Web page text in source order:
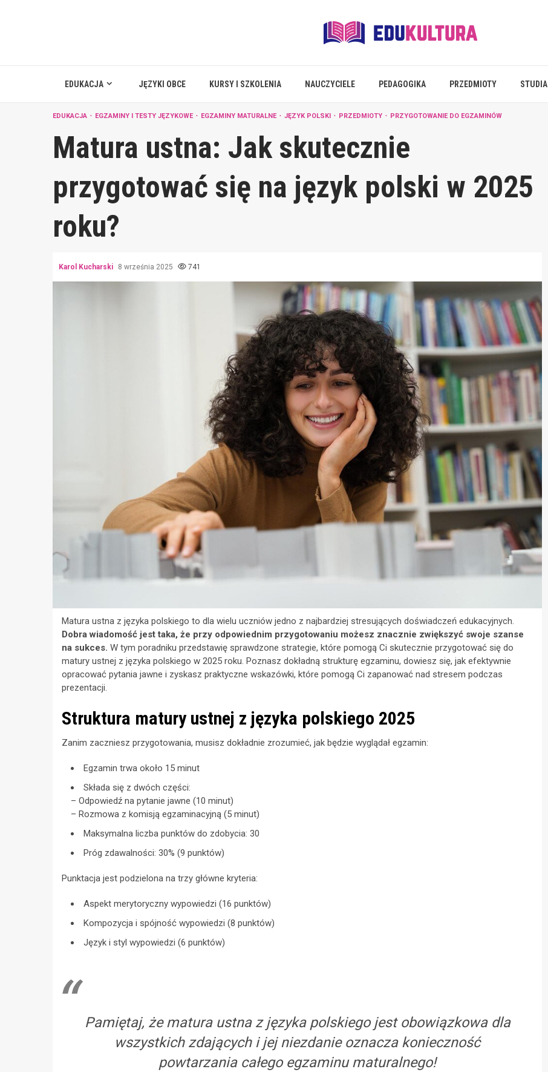
EDUKACJA JĘZYKI OBCE KURSY I SZKOLENIA NAUCZYCIELE PEDAGOGIKA PRZEDMIOTY STUDIA
EDUKACJA EGZAMINY I TESTY JĘZYKOWE EGZAMINY MATURALNE JĘZYK POLSKI PRZEDMIOTY PRZYGOTOWANIE DO EGZAMINÓW
Matura ustna: Jak skutecznie
przygotować się na język polski w 2025
roku?
Karol Kucharski 8 września 2025 741
Matura ustna z języka polskiego to dla wielu uczniów jedno z najbardziej stresujących doświadczeń edukacyjnych.
Dobra wiadomość jest taka, że przy odpowiednim przygotowaniu możesz znacznie zwiększyć swoje szanse
na sukces. W tym poradniku przedstawię sprawdzone strategie, które pomogą Ci skutecznie przygotować się do
matury ustnej z języka polskiego w 2025 roku. Poznasz dokładną strukturę egzaminu, dowiesz się, jak efektywnie
opracować pytania jawne i zyskasz praktyczne wskazówki, które pomogą Ci zapanować nad stresem podczas
prezentacji.
Struktura matury ustnej z języka polskiego 2025
Zanim zaczniesz przygotowania, musisz dokładnie zrozumieć, jak będzie wyglądał egzamin:
Egzamin trwa około 15 minut
Składa się z dwóch części:
– Odpowiedź na pytanie jawne (10 minut)
– Rozmowa z komisją egzaminacyjną (5 minut)
Maksymalna liczba punktów do zdobycia: 30
Próg zdawalności: 30% (9 punktów)
Punktacja jest podzielona na trzy główne kryteria:
Aspekt merytoryczny wypowiedzi (16 punktów)
Kompozycja i spójność wypowiedzi (8 punktów)
Język i styl wypowiedzi (6 punktów)
Pamiętaj, że matura ustna z języka polskiego jest obowiązkowa dla
wszystkich zdających i jej niezdanie oznacza konieczność
powtarzania całego egzaminu maturalnego!